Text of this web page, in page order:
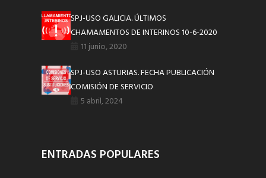
SPJ-USO GALICIA. ÚLTIMOS
CHAMAMENTOS DE INTERINOS 10-6-2020
11 junio, 2020
SPJ-USO ASTURIAS. FECHA PUBLICACIÓN
COMISIÓN DE SERVICIO
5 abril, 2024
ENTRADAS POPULARES